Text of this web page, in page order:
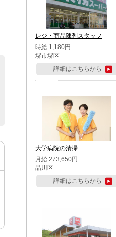
レジ・商品陳列スタッフ
時給 1,180円
堺市堺区
詳細はこちらから
大学病院の清掃
月給 273,650円
品川区
詳細はこちらから